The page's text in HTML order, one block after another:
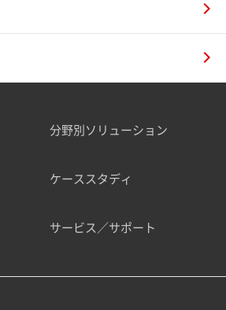
分野別ソリューション
ケーススタディ
サービス／サポート